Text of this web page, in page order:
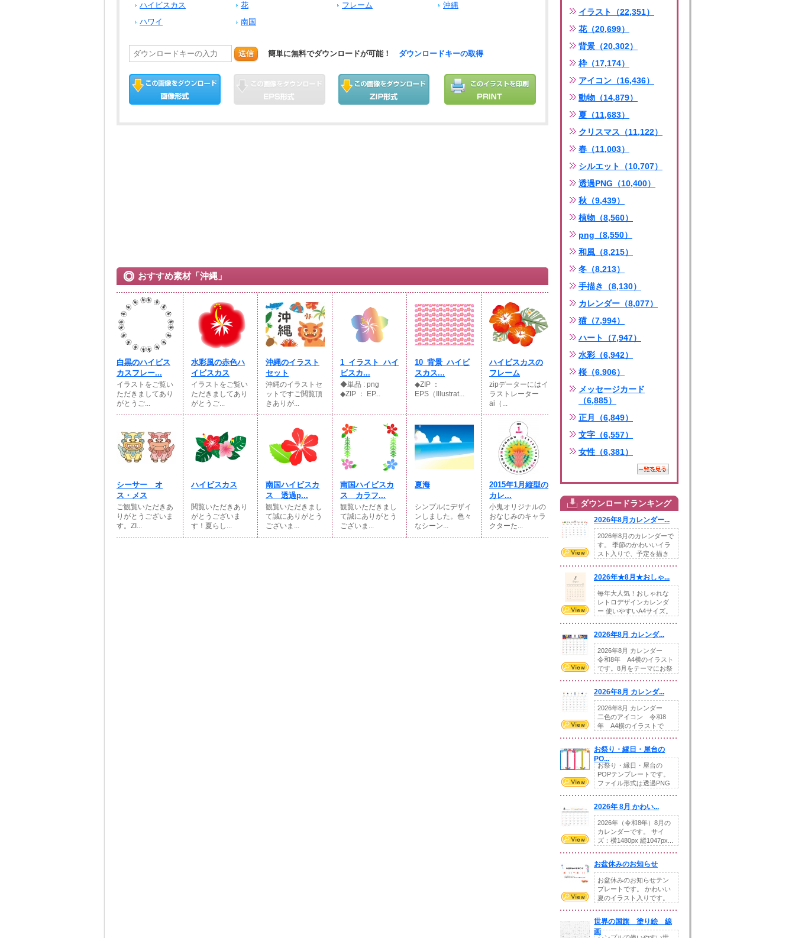
ハイビスカス 花 フレーム
沖縄
ハワイ
南国
送信 簡単に無料でダウンロードが可能！ ダウンロードキーの取得
おすすめ素材「沖縄」
白黒のハイビス
カスフレー...
イラストをご覧い
ただきましてあり
がとうご...
水彩風の赤色ハ
イビスカス
イラストをご覧い
ただきましてあり
がとうご...
沖縄のイラスト
セット
沖縄のイラストセ
ットですご閲覧頂
きありが...
1_イラスト_ハイ
ビスカ...
◆単品 : png
◆ZIP ： EP...
10_背景_ハイビ
スカス...
◆ZIP ：
EPS（Illustrat...
ハイビスカスの
フレーム
zipデーターにはイ
ラストレーター
ai（...
シーサー オ
ス・メス
ご観覧いただきあ
りがとうございま
す。ZI...
ハイビスカス
閲覧いただきあり
がとうございま
す！夏らし...
南国ハイビスカ
ス 透過p...
観覧いただきまし
て誠にありがとう
ございま...
南国ハイビスカ
ス カラフ...
観覧いただきまし
て誠にありがとう
ございま...
夏海
シンプルにデザイ
ンしました。色々
なシーン...
2015年1月縦型の
カレ...
小鬼オリジナルの
おなじみのキャラ
クターた...
イラスト（22,351）
花（20,699）
背景（20,302）
枠（17,174）
アイコン（16,436）
動物（14,879）
夏（11,683）
クリスマス（11,122）
春（11,003）
シルエット（10,707）
透過PNG（10,400）
秋（9,439）
植物（8,560）
png（8,550）
和風（8,215）
冬（8,213）
手描き（8,130）
カレンダー（8,077）
猫（7,994）
ハート（7,947）
水彩（6,942）
桜（6,906）
メッセージカード
（6,885）
正月（6,849）
文字（6,557）
女性（6,381）
ダウンロードランキング
2026年8月カレンダー...
2026年8月のカレンダーで
す。 季節のかわいいイラ
スト入りで、予定を描き
2026年★8月★おしゃ...
毎年大人気！おしゃれな
レトロデザインカレンダ
ー 使いやすいA4サイズ。
2026年8月 カレンダ...
2026年8月 カレンダー
令和8年 A4横のイラスト
です。8月をテーマにお祭
2026年8月 カレンダ...
2026年8月 カレンダー
二色のアイコン 令和8
年 A4横のイラストで
お祭り・縁日・屋台の
PO...
お祭り・縁日・屋台の
POPテンプレートです。
ファイル形式は透過PNG
2026年 8月 かわい...
2026年（令和8年）8月の
カレンダーです。 サイ
ズ：横1480px 縦1047px...
お盆休みのお知らせ
お盆休みのお知らせテン
プレートです。 かわいい
夏のイラスト入りです。
世界の国旗 塗り絵 線
画